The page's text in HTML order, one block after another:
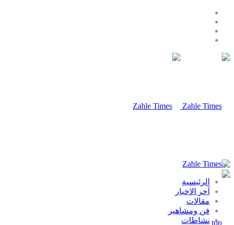
الرئيسية
آخر الاخبار
مقالات
فن ومشاهير
نشاطات